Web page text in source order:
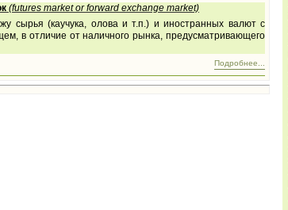
(futures market or forward exchange market)
сырья (каучука, олова и т.п.) и иностранных валют с
в отличие от наличного рынка, предусматривающего
Подробнее...